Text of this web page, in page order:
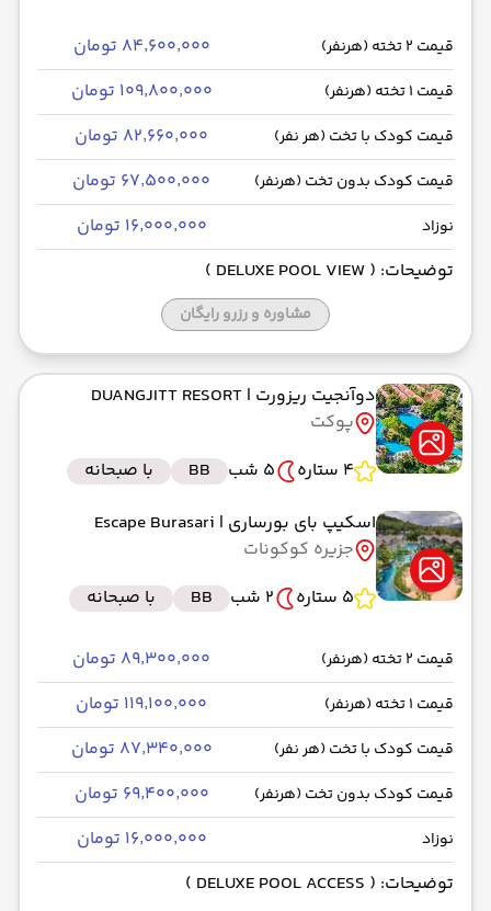
قیمت 2 تخته (هرنفر) ۸۴٬۶۰۰٬۰۰۰ تومان
قیمت 1 تخته (هرنفر) ۱۰۹٬۸۰۰٬۰۰۰ تومان
قیمت کودک با تخت (هر نفر) ۸۲٬۶۶۰٬۰۰۰ تومان
قیمت کودک بدون تخت (هرنفر) ۶۷٬۵۰۰٬۰۰۰ تومان
نوزاد
۱۶٬۰۰۰٬۰۰۰ تومان
توضیحات: ( DELUXE POOL VIEW )
مشاوره و رزرو رایگان
دوآنجیت ریزورت | DUANGJITT RESORT
پوکت
4 ستاره
5 شب BB
با صبحانه
اسکیپ بای بورساری | Escape Burasari
جزیره کوکونات
5 ستاره
2 شب BB با صبحانه
قیمت 2 تخته (هرنفر) ۸۹٬۳۰۰٬۰۰۰ تومان
قیمت 1 تخته (هرنفر) ۱۱۹٬۱۰۰٬۰۰۰ تومان
قیمت کودک با تخت (هر نفر) ۸۷٬۳۴۰٬۰۰۰ تومان
قیمت کودک بدون تخت (هرنفر) ۶۹٬۴۰۰٬۰۰۰ تومان
نوزاد
۱۶٬۰۰۰٬۰۰۰ تومان
توضیحات: ( DELUXE POOL ACCESS )